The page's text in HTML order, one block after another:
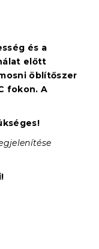
és a
előtt
öblítőszer
fokon. A